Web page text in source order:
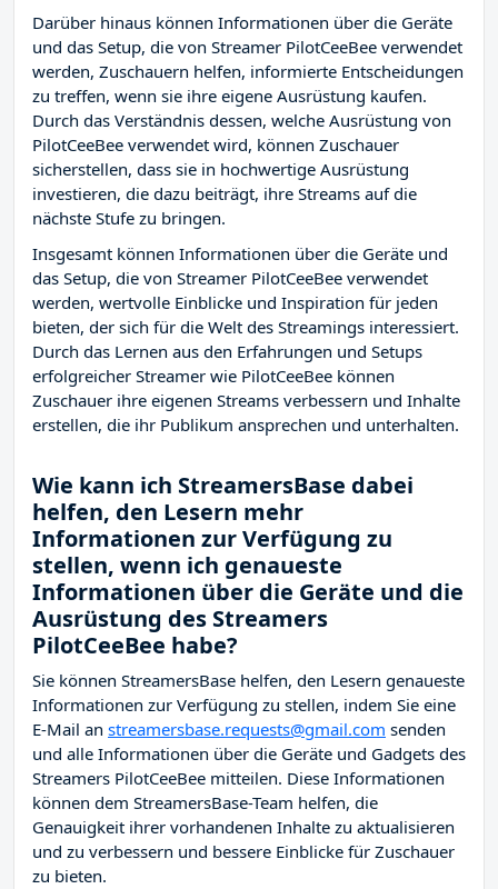
Darüber hinaus können Informationen über die Geräte
und das Setup, die von Streamer PilotCeeBee verwendet
werden, Zuschauern helfen, informierte Entscheidungen
zu treffen, wenn sie ihre eigene Ausrüstung kaufen.
Durch das Verständnis dessen, welche Ausrüstung von
PilotCeeBee verwendet wird, können Zuschauer
sicherstellen, dass sie in hochwertige Ausrüstung
investieren, die dazu beiträgt, ihre Streams auf die
nächste Stufe zu bringen.
Insgesamt können Informationen über die Geräte und
das Setup, die von Streamer PilotCeeBee verwendet
werden, wertvolle Einblicke und Inspiration für jeden
bieten, der sich für die Welt des Streamings interessiert.
Durch das Lernen aus den Erfahrungen und Setups
erfolgreicher Streamer wie PilotCeeBee können
Zuschauer ihre eigenen Streams verbessern und Inhalte
erstellen, die ihr Publikum ansprechen und unterhalten.
Wie kann ich StreamersBase dabei
helfen, den Lesern mehr
Informationen zur Verfügung zu
stellen, wenn ich genaueste
Informationen über die Geräte und die
Ausrüstung des Streamers
PilotCeeBee habe?
Sie können StreamersBase helfen, den Lesern genaueste
Informationen zur Verfügung zu stellen, indem Sie eine
E-Mail an streamersbase.requests@gmail.com senden
und alle Informationen über die Geräte und Gadgets des
Streamers PilotCeeBee mitteilen. Diese Informationen
können dem StreamersBase-Team helfen, die
Genauigkeit ihrer vorhandenen Inhalte zu aktualisieren
und zu verbessern und bessere Einblicke für Zuschauer
zu bieten.